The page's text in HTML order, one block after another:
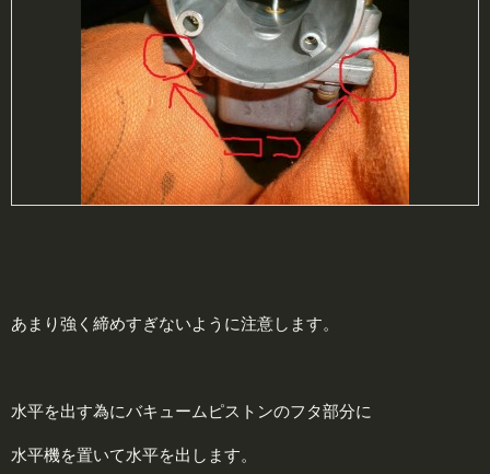
あまり強く締めすぎないように注意します。
水平を出す為にバキュームピストンのフタ部分に
水平機を置いて水平を出します。